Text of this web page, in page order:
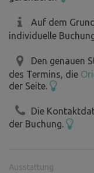
Dies ist ein
Öffentlichkeit zu
Das Wasser wird
und Konzerte in
Der Eintritt zum
Auf dem
individuelle
Den genauen
des Termins, die
der Seite.
Die
der Buchung.
Ausstattung